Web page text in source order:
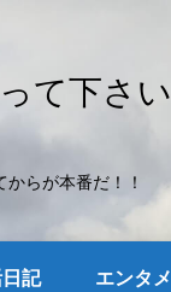
て下さい
らが本番だ！！
記 エンタ